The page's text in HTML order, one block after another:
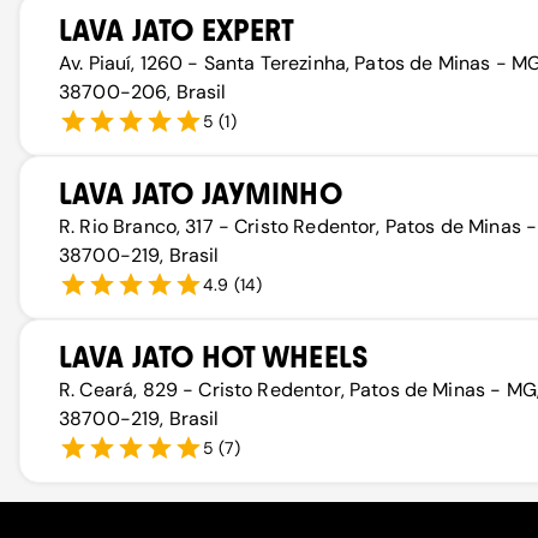
LAVA JATO EXPERT
Av. Piauí, 1260 - Santa Terezinha, Patos de Minas -
38700-206, Brasil
5 (1)
LAVA JATO JAYMINHO
R. Rio Branco, 317 - Cristo Redentor, Patos de Minas
38700-219, Brasil
4.9 (14)
LAVA JATO HOT WHEELS
R. Ceará, 829 - Cristo Redentor, Patos de Minas -
38700-219, Brasil
5 (7)